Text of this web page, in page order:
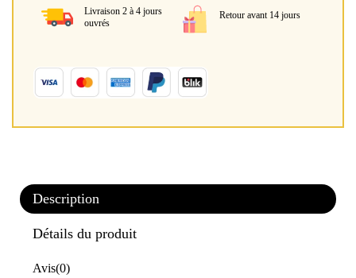
Livraison 2 à 4 jours
ouvrés
Retour avant 14 jours
Description
Détails du produit
Avis(0)